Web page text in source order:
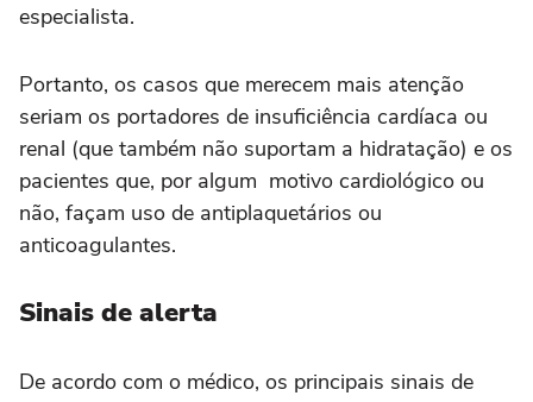
especialista.
Portanto, os casos que merecem mais atenção
seriam os portadores de insuficiência cardíaca ou
renal (que também não suportam a hidratação) e os
pacientes que, por algum motivo cardiológico ou
não, façam uso de antiplaquetários ou
anticoagulantes.
Sinais de alerta
De acordo com o médico, os principais sinais de